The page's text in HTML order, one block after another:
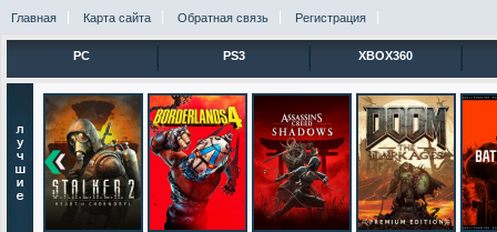
Главная Карта сайта Обратная связь Регистрация
PC PS3 XBOX360